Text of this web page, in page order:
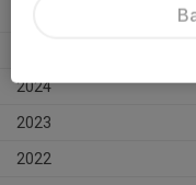
2024
2023
2022